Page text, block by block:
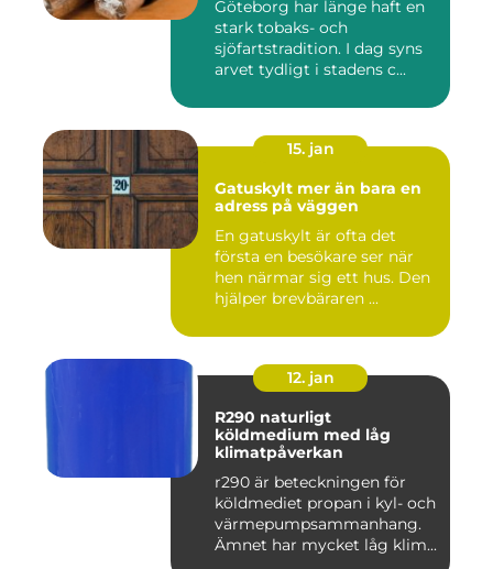
Göteborg har länge haft en
stark tobaks- och
sjöfartstradition. I dag syns
arvet tydligt i stadens c...
15. jan
Gatuskylt mer än bara en
adress på väggen
En gatuskylt är ofta det
första en besökare ser när
hen närmar sig ett hus. Den
hjälper brevbäraren ...
12. jan
R290 naturligt
köldmedium med låg
klimatpåverkan
r290 är beteckningen för
köldmediet propan i kyl- och
värmepumpsammanhang.
Ämnet har mycket låg klim...